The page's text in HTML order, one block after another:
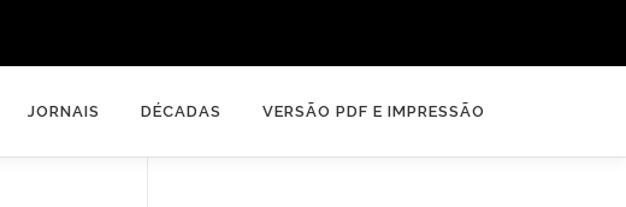
JORNAIS DÉCADAS VERSÃO PDF E IMPRESSÃO